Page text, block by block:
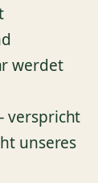
werdet
verspricht
unseres